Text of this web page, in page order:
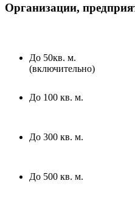
Организации,
До 50кв. м.
(включительно)
До 100 кв. м.
До 300 кв. м.
До 500 кв. м.